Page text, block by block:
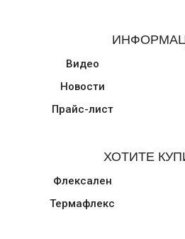
Видео
Новости
Прайс-лист
ХОТИТЕ
Флексален
Термафлекс